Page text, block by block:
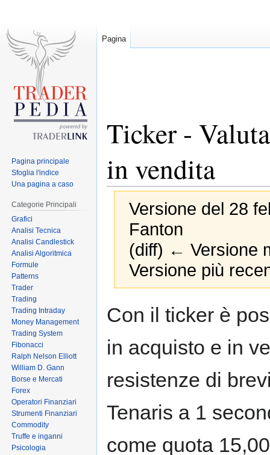
Ticker -
in vendita
Versione del 28
Fanton
(diff) ← Versione
Versione più
to
to
Con il ticker è
in acquisto e in
resistenze di
Tenaris a 1
come quota
Pagina
Pagina principale
Sfoglia l'indice
Una pagina a caso
Categorie Principali
Grafici
Analisi Tecnica
Analisi Candlestick
Analisi Algoritmica
Formule
Patterns
Trader
Trading
Trading Intraday
Money Management
Trading System
Fibonacci
Ralph Nelson Elliott
William D. Gann
Borse e Mercati
Forex
Operatori Finanziari
Strumenti Finanziari
Commodity
Truffe e inganni
Psicologia